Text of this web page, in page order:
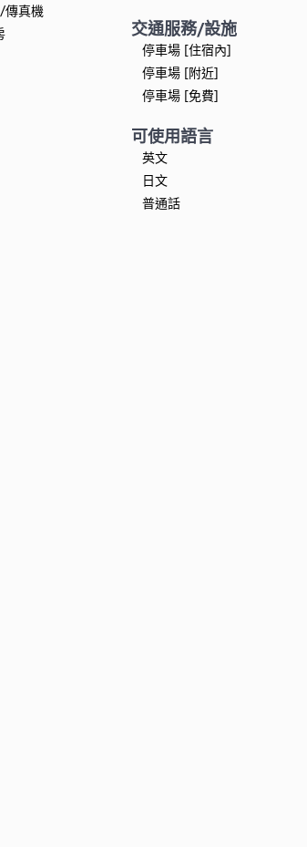
傳真機
交通服務/設施
停車場 [住宿內]
停車場 [附近]
停車場 [免費]
可使用語言
英文
日文
普通話